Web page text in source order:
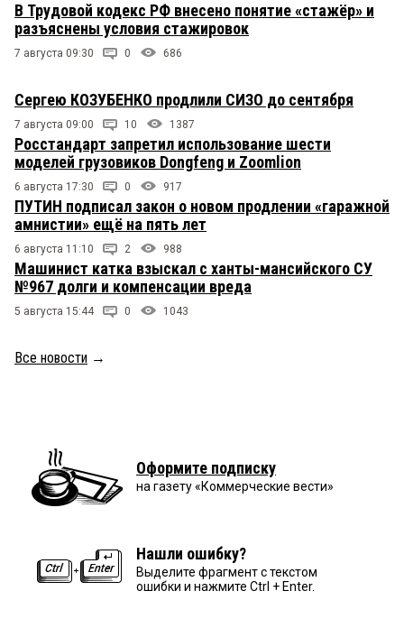
В Трудовой кодекс РФ внесено понятие «стажёр» и
разъяснены условия стажировок
7 августа 09:30 0 686
Сергею КОЗУБЕНКО продлили СИЗО до сентября
7 августа 09:00 10 1387
Росстандарт запретил использование шести
моделей грузовиков Dongfeng и Zoomlion
6 августа 17:30 0 917
ПУТИН подписал закон о новом продлении «гаражной
амнистии» ещё на пять лет
6 августа 11:10 2 988
Машинист катка взыскал с ханты-мансийского СУ
№967 долги и компенсации вреда
5 августа 15:44 0 1043
Все новости →
Оформите подписку
на газету «Коммерческие вести»
Нашли ошибку?
Выделите фрагмент с текстом
ошибки и нажмите Ctrl + Enter.